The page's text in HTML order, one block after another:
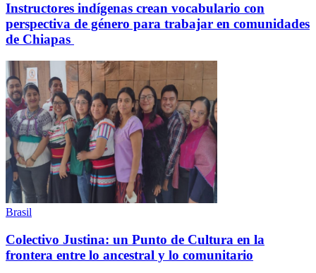
Instructores indígenas crean vocabulario con
perspectiva de género para trabajar en comunidades
de Chiapas
Brasil
Colectivo Justina: un Punto de Cultura en la
frontera entre lo ancestral y lo comunitario